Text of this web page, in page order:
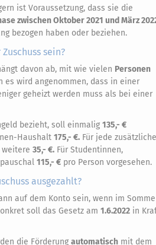
ist Voraussetzung, dass sie die
zwischen Oktober 2021 und März
bezogen haben oder beziehen.
sein?
davon ab, mit wie vielen Personen
es wird angenommen, dass in einer
geheizt werden muss als bei einer
bezieht, soll einmalig 135,- €
Haushalt 175,- €. Für jede zusätzliche
35,- €. Für Studentinnen,
115,- € pro Person vorgesehen.
ausgezahlt?
auf dem Konto sein, wenn im
soll das Gesetz am 1.6.2022 in
die Förderung automatisch mit dem